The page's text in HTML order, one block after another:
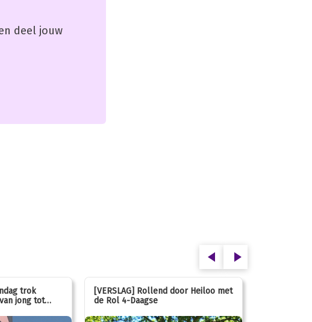
deel jouw
trok
jong tot
[VERSLAG] Rollend door Heiloo met
de Rol 4-Daagse